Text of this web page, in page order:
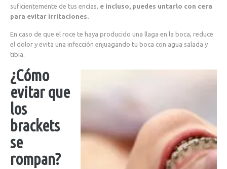
suficientemente de tus encías, e incluso, puedes untarlo con cera
para evitar irritaciones.
En caso de que el roce te haya producido una llaga en la boca, reduce
el dolor y evita una infección enjuagando tu boca con agua salada y
tibia.
¿Cómo
evitar que
los
brackets
se
rompan?